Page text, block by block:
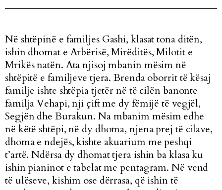
Në shtëpinë e familjes Gashi, klasat tona ditën,
ishin dhomat e Arbërisë, Mirëditës, Milotit e
Mrikës natën. Ata njisoj mbanin mësim në
shtëpitë e familjeve tjera. Brenda oborrit të kësaj
familje ishte shtëpia tjetër në të cilën banonte
familja Vehapi, nji çift me dy fëmijë të vegjël,
Segjën dhe Burakun. Na mbanim mësim edhe
në këtë shtëpi, në dy dhoma, njena prej të cilave,
dhoma e ndejës, kishte akuarium me peshqi
t’artë. Ndërsa dy dhomat tjera ishin ba klasa ku
ishin pianinot e tabelat me pentagram. Në vend
të ulëseve, kishim ose dërrasa, që ishin të